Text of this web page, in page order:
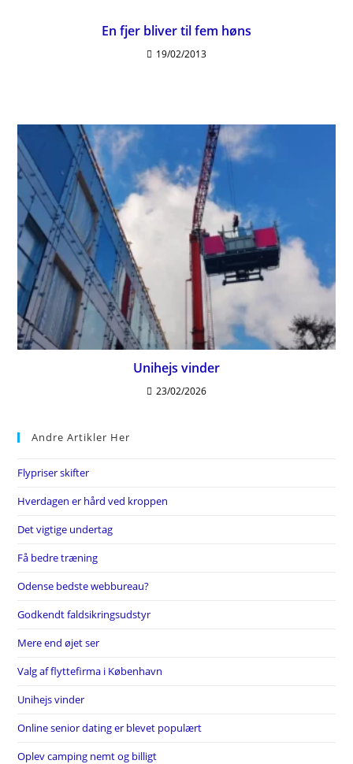
En fjer bliver til fem høns
19/02/2013
Unihejs vinder
23/02/2026
Andre Artikler Her
Flypriser skifter
Hverdagen er hård ved kroppen
Det vigtige undertag
Få bedre træning
Odense bedste webbureau?
Godkendt faldsikringsudstyr
Mere end øjet ser
Valg af flyttefirma i København
Unihejs vinder
Online senior dating er blevet populært
Oplev camping nemt og billigt